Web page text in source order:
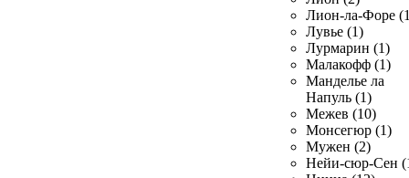
Лион-ла-Форе
Лувье (1)
Лурмарин (1)
Малакофф (1)
Манделье ла
Напуль (1)
Межев (10)
Монсегюр (1)
Мужен (2)
Нейи-сюр-Сен